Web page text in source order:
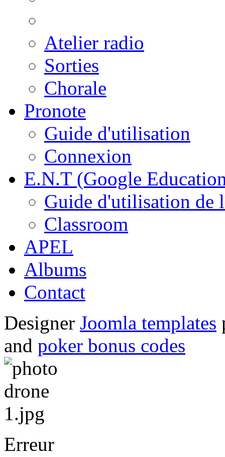
Atelier radio
Sorties
Chorale
Pronote
Guide d'utilisation
Connexion
E.N.T (Google
Guide d'utilisation de
Classroom
APEL
Albums
Contact
Designer Joomla templates
and poker bonus codes
Erreur